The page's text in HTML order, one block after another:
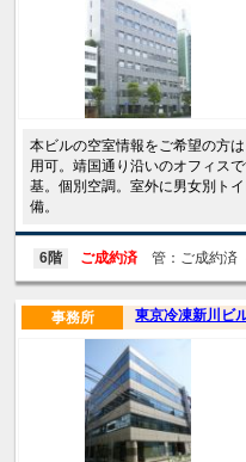
本ビルの空室情報をご希望の方
用可。靖国通り沿いのオフィス
基。個別空調。室外に男女別ト
備。
6階 ご成約済 管：ご成約済
東京冷凍新川ビ
事務所